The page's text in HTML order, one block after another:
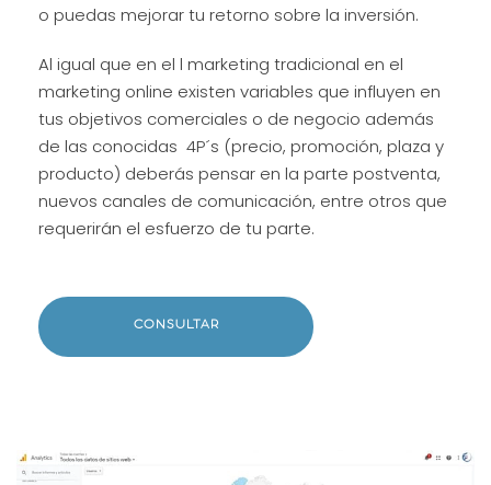
o puedas mejorar tu retorno sobre la inversión.
Al igual que en el l marketing tradicional en el
marketing online existen variables que influyen en
tus objetivos comerciales o de negocio además
de las conocidas 4P´s (precio, promoción, plaza y
producto) deberás pensar en la parte postventa,
nuevos canales de comunicación, entre otros que
requerirán el esfuerzo de tu parte.
CONSULTAR